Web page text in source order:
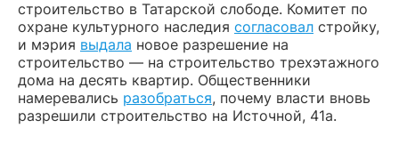
строительство в Татарской слободе. Комитет по
охране культурного наследия согласовал стройку,
и мэрия выдала новое разрешение на
строительство — на строительство трехэтажного
дома на десять квартир. Общественники
намеревались разобраться, почему власти вновь
разрешили строительство на Источной, 41а.